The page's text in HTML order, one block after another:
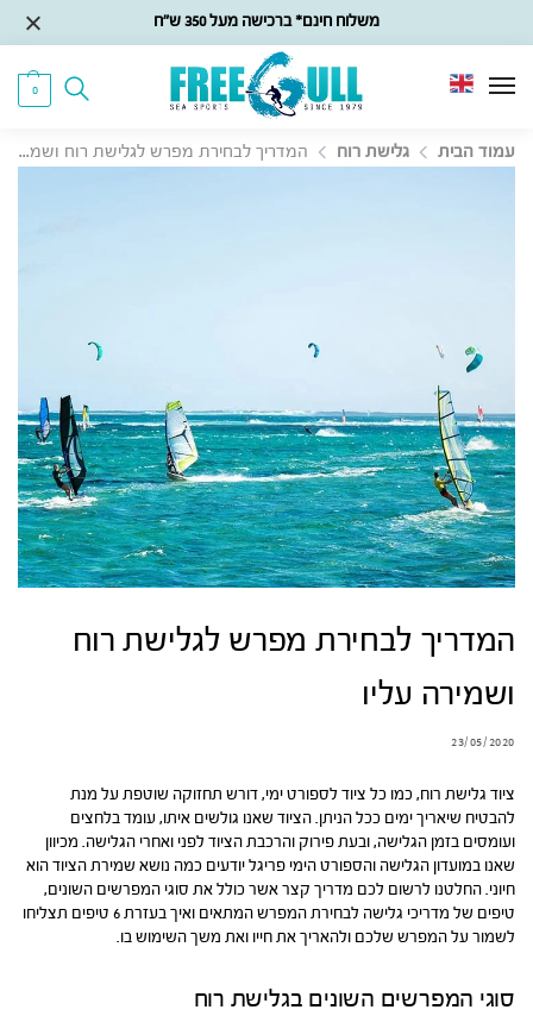
משלוח חינם* ברכישה מעל 350 ש״ח
0
עמוד הבית גלישת רוח המדריך לבחירת מפרש לגלישת רוח ושמירה עליו
המדריך לבחירת מפרש לגלישת רוח
ושמירה עליו
23/05/2020
ציוד גלישת רוח, כמו כל ציוד לספורט ימי, דורש תחזוקה שוטפת על מנת
להבטיח שיאריך ימים ככל הניתן. הציוד שאנו גולשים איתו, עומד בלחצים
ועומסים בזמן הגלישה, ובעת פירוק והרכבת הציוד לפני ואחרי הגלישה. מכיוון
שאנו במועדון הגלישה והספורט הימי פריגל יודעים כמה נושא שמירת הציוד הוא
חיוני. החלטנו לרשום לכם מדריך קצר אשר כולל את סוגי המפרשים השונים,
טיפים של מדריכי גלישה לבחירת המפרש המתאים ואיך בעזרת 6 טיפים תצליחו
לשמור על המפרש שלכם ולהאריך את חייו ואת משך השימוש בו.
סוגי המפרשים השונים בגלישת רוח